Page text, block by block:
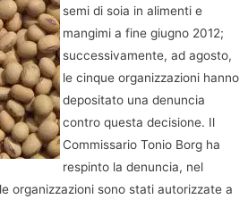
semi di soia in alimenti e
mangimi a fine giugno 2012;
successivamente, ad agosto,
le cinque organizzazioni hanno
depositato una denuncia
contro questa decisione. Il
Commissario Tonio Borg ha
respinto la denuncia, nel
organizzazioni sono stati autorizzate a